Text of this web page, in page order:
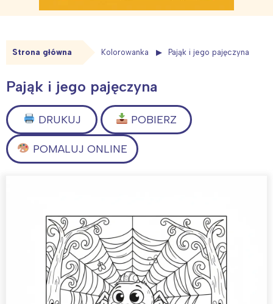
Strona główna Kolorowanka Pająk i jego pajęczyna
Pająk i jego pajęczyna
DRUKUJ POBIERZ
POMALUJ ONLINE